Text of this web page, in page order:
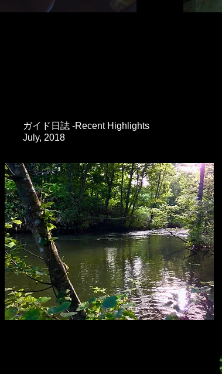
ガイド日誌 -Recent Highlights
July, 2018